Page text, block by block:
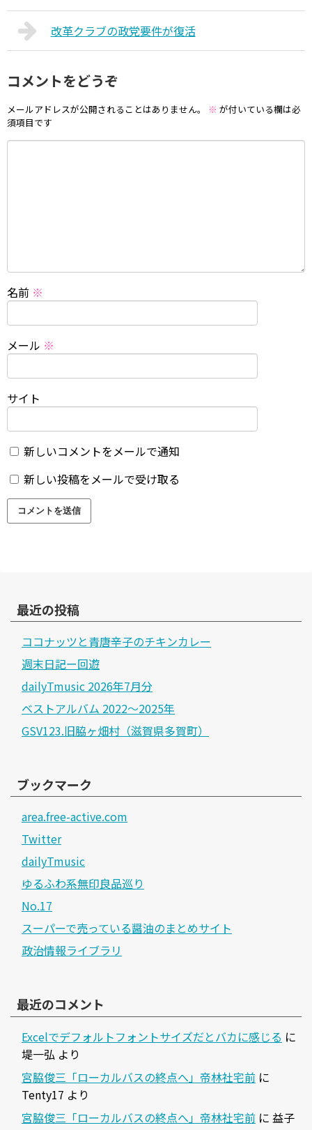
改革クラブの政党要件が復活
コメントをどうぞ
メールアドレスが公開されることはありません。 ※ が付いている欄は必
須項目です
名前 ※
メール ※
サイト
新しいコメントをメールで通知
新しい投稿をメールで受け取る
最近の投稿
ココナッツと青唐辛子のチキンカレー
週末日記ー回遊
dailyTmusic 2026年7月分
ベストアルバム 2022～2025年
GSV123.旧脇ヶ畑村（滋賀県多賀町）
ブックマーク
area.free-active.com
Twitter
dailyTmusic
ゆるふわ系無印良品巡り
No.17
スーパーで売っている醤油のまとめサイト
政治情報ライブラリ
最近のコメント
Excelでデフォルトフォントサイズだとバカに感じる に
堤一弘 より
宮脇俊三「ローカルバスの終点へ」帝林社宅前 に
Tenty17 より
宮脇俊三「ローカルバスの終点へ」帝林社宅前 に 益子